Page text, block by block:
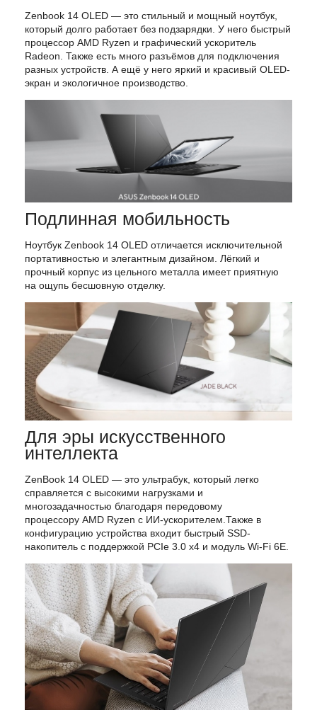
Zenbook 14 OLED — это стильный и мощный ноутбук,
который долго работаетбез подзарядки. У него быстрый
процессор AMD Ryzen и графический ускоритель
Radeon Также есть много разъёмов для подключения
разных устройств. А ещё у него яркий и красивый OLED-
экран и экологичное производство.
Подлинная мобильность
Ноутбук Zenbook 14 OLED отличается исключительной
портативностью и элегантным дизайном. Лёгкий и
прочный корпус из цельного металла имеетприятную
на ощупь бесшовную отделку.
Для эры искусственного
интеллекта
ZenBook 14 OLED — это ультрабук, который легко
справляется с высокими нагрузками и
многозадачностью благодаря передовому
процессору AMD Ryzen с ИИ-ускорителем .Также в
конфигурацию устройства входитбыстрый SSD-
накопитель с поддержкой PCIe 3.0 x4 и модуль Wi-Fi 6E.